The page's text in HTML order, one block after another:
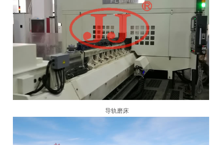
导轨磨床